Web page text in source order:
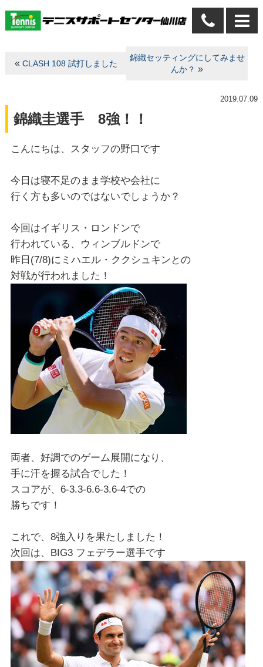
« CLASH 108 試打しました
錦織セッティングにしてみませ
んか？ »
2019.07.09
錦織圭選手 8強！！
こんにちは、スタッフの野口です
今日は寝不足のまま学校や会社に
行く方も多いのではないでしょうか？
今回はイギリス・ロンドンで
行われている、ウィンブルドンで
昨日(7/8)にミハエル・ククシュキンとの
対戦が行われました！
両者、好調でのゲーム展開になり、
手に汗を握る試合でした！
スコアが、6-3.3-6.6-3.6-4での
勝ちです！
これで、8強入りを果たしました！
次回は、BIG3 フェデラー選手です